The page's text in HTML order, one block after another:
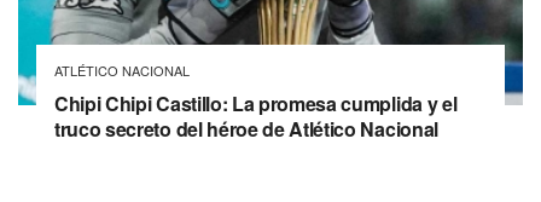
ATLÉTICO NACIONAL
Chipi Chipi Castillo: La promesa cumplida y el
truco secreto del héroe de Atlético Nacional